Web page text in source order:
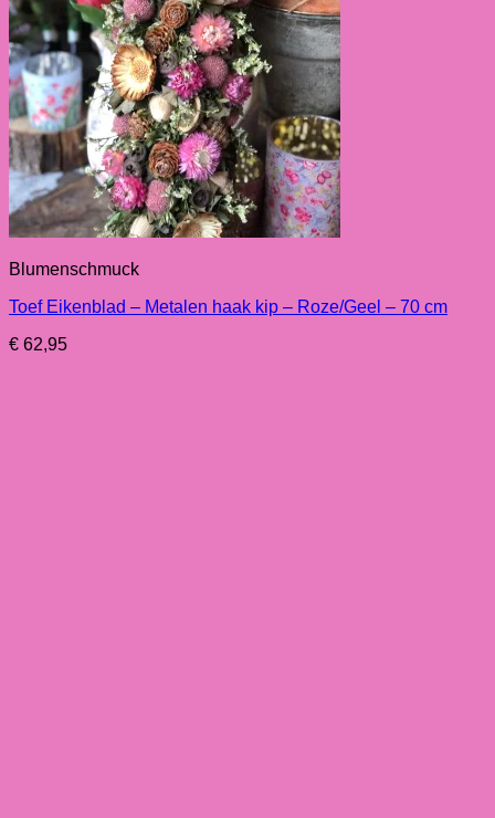
Blumenschmuck
Toef Eikenblad – Metalen haak kip – Roze/Geel – 70 cm
€ 62,95